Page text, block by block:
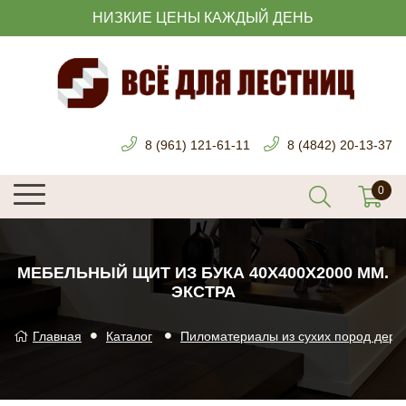
НИЗКИЕ ЦЕНЫ КАЖДЫЙ ДЕНЬ
8 (961) 121-61-11 8 (4842) 20-13-37
МЕБЕЛЬНЫЙ ЩИТ ИЗ БУКА 40Х400Х2000 ММ.
ЭКСТРА
Главная Каталог Пиломатериалы из сухих пород